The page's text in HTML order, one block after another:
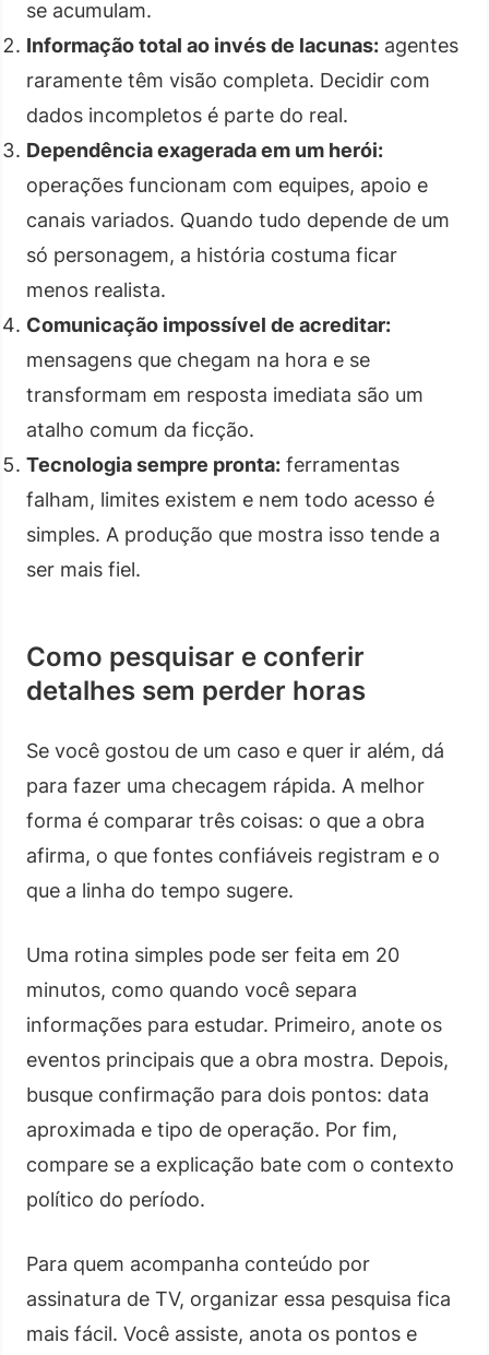
se acumulam.
Informação total ao invés de lacunas: agentes
raramente têm visão completa. Decidir com
dados incompletos é parte do real.
Dependência exagerada em um herói:
operações funcionam com equipes, apoio e
canais variados. Quando tudo depende de um
só personagem, a história costuma ficar
menos realista.
Comunicação impossível de acreditar:
mensagens que chegam na hora e se
transformam em resposta imediata são um
atalho comum da ficção.
Tecnologia sempre pronta: ferramentas
falham, limites existem e nem todo acesso é
simples. A produção que mostra isso tende a
ser mais fiel.
Como pesquisar e conferir
detalhes sem perder horas
Se você gostou de um caso e quer ir além, dá
para fazer uma checagem rápida. A melhor
forma é comparar três coisas: o que a obra
afirma, o que fontes confiáveis registram e o
que a linha do tempo sugere.
Uma rotina simples pode ser feita em 20
minutos, como quando você separa
informações para estudar. Primeiro, anote os
eventos principais que a obra mostra. Depois,
busque confirmação para dois pontos: data
aproximada e tipo de operação. Por fim,
compare se a explicação bate com o contexto
político do período.
Para quem acompanha conteúdo por
assinatura de TV, organizar essa pesquisa fica
mais fácil. Você assiste, anota os pontos e